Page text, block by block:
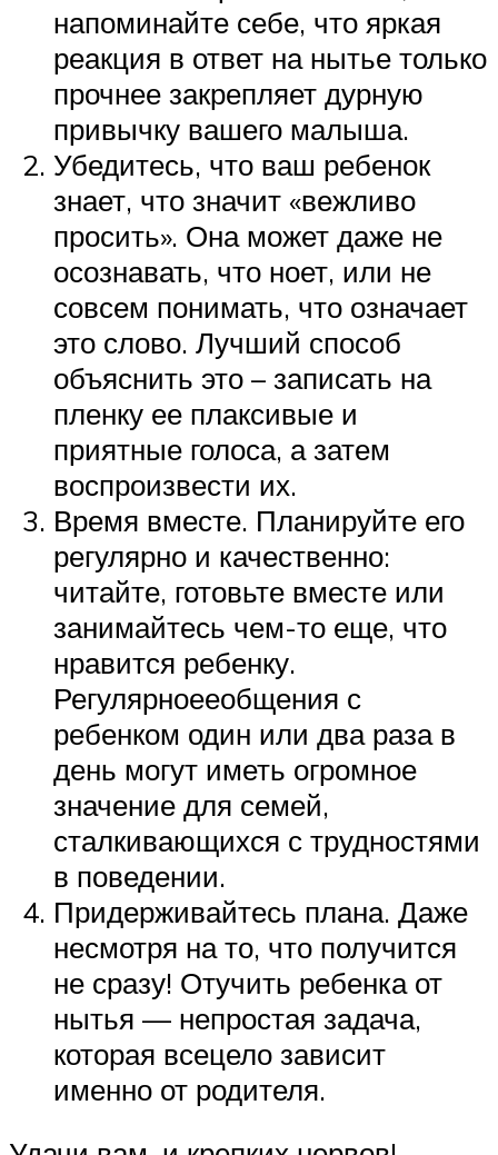
напоминайте себе, что яркая
реакция в ответ на нытье только
прочнее закрепляет дурную
привычку вашего малыша.
Убедитесь, что ваш ребенок
знает, что значит «вежливо
просить». Она может даже не
осознавать, что ноет, или не
совсем понимать, что означает
это слово. Лучший способ
объяснить это – записать на
пленку ее плаксивые и
приятные голоса, а затем
воспроизвести их.
Время вместе. Планируйте его
регулярно и качественно:
читайте, готовьте вместе или
занимайтесь чем-то еще, что
нравится ребенку.
Регулярноееобщения с
ребенком один или два раза в
день могут иметь огромное
значение для семей,
сталкивающихся с трудностями
в поведении.
Придерживайтесь плана. Даже
несмотря на то, что получится
не сразу! Отучить ребенка от
нытья — непростая задача,
которая всецело зависит
именно от родителя.